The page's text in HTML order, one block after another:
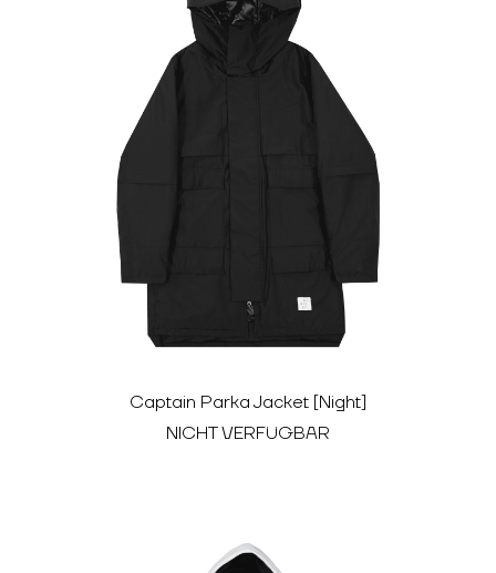
Captain Parka Jacket [Night]
NICHT VERFÜGBAR